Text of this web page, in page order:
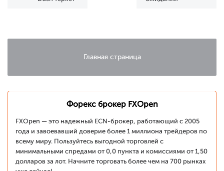
Главная страница
Форекс брокер FXOpen
FXOpen — это надежный ECN-брокер, работающий с 2005
года и завоевавший доверие более 1 миллиона трейдеров по
всему миру. Пользуйтесь выгодной торговлей с
минимальными спредами от 0,0 пункта и комиссиями от 1,50
долларов за лот. Начните торговать более чем на 700 рынках